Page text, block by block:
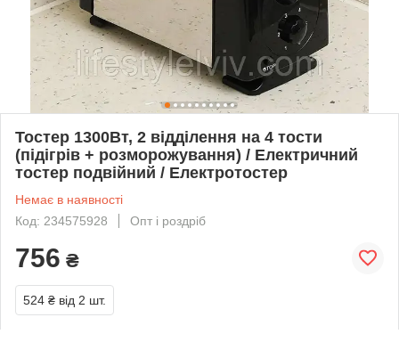
Тостер 1300Вт, 2 відділення на 4 тости
(підігрів + розморожування) / Електричний
тостер подвійний / Електротостер
Немає в наявності
Код: 234575928
Опт і роздріб
756 ₴
524 ₴ від 2 шт.